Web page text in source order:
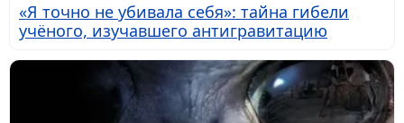
«Я точно не убивала себя»: тайна гибели
учёного, изучавшего антигравитацию